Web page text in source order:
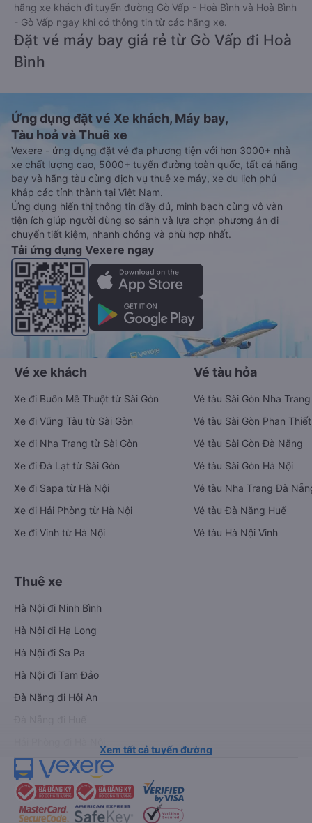
hãng xe khách đi tuyến đường Gò Vấp - Hoà Bình và Hoà Bình
- Gò Vấp ngay khi có thông tin từ các hãng xe.
Đặt vé máy bay giá rẻ từ Gò Vấp đi Hoà
Bình
Ứng dụng đặt vé Xe khách, Máy bay,
Tàu hoả và Thuê xe
Vexere - ứng dụng đặt vé đa phương tiện với hơn 3000+ nhà
xe chất lượng cao, 5000+ tuyến đường toàn quốc, tất cả hãng
bay và hãng tàu cùng dịch vụ thuê xe máy, xe du lịch phủ
khắp các tỉnh thành tại Việt Nam.
Ứng dụng hiển thị thông tin đầy đủ, minh bạch cùng vô vàn
tiện ích giúp người dùng so sánh và lựa chọn phương án di
chuyển tiết kiệm, nhanh chóng và phù hợp nhất.
Tải ứng dụng Vexere ngay
Vé xe khách
Xe đi Buôn Mê Thuột từ Sài Gòn
Xe đi Vũng Tàu từ Sài Gòn
Xe đi Nha Trang từ Sài Gòn
Xe đi Đà Lạt từ Sài Gòn
Xe đi Sapa từ Hà Nội
Xe đi Hải Phòng từ Hà Nội
Xe đi Vinh từ Hà Nội
Vé tàu hỏa
Vé tàu Sài Gòn Nha Trang
Vé tàu Sài Gòn Phan Thiết
Vé tàu Sài Gòn Đà Nẵng
Vé tàu Sài Gòn Hà Nội
Vé tàu Nha Trang Đà
Vé tàu Đà Nẵng Huế
Vé tàu Hà Nội Vinh
Thuê xe
Hà Nội đi Ninh Bình
Hà Nội đi Hạ Long
Hà Nội đi Sa Pa
Hà Nội đi Tam Đảo
Đà Nẵng đi Hội An
Xem tất cả tuyến đường